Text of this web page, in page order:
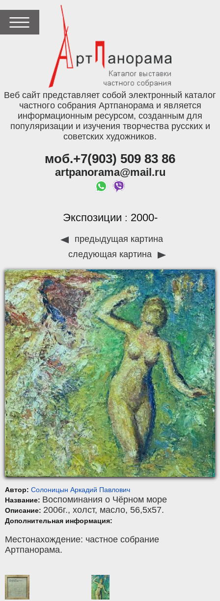
Веб сайт представляет собой электронный каталог
частного собрания Артпанорама и является
информационным ресурсом, созданным для
популяризации и изучения творчества русских и
советских художников.
моб.+7(903) 509 83 86
artpanorama@mail.ru
Экспозиции : 2000-
предыдущая картина
следующая картина
Автор: Солоницын Аркадий Павлович
Название: Воспоминания о Чёрном море
Описание: 2006г., холст, масло, 56,5x57.
Дополнительная информация:
Местонахождение: частное собрание
Артпанорама.